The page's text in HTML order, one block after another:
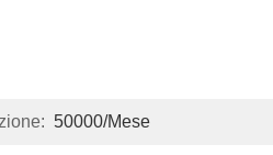
50000/mese